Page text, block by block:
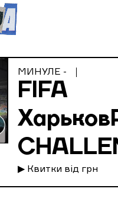
МИНУЛЕ -
FIFA
▶ Квитки від грн